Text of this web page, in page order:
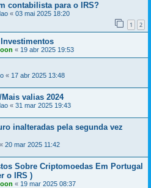
contabilista para o IRS?
« 03 mai 2025 18:20
1 2
« 19 abr 2025 19:53
« 17 abr 2025 13:48
Mais valias 2024
« 31 mar 2025 19:43
inalteradas pela segunda vez
« 20 mar 2025 11:42
Sobre Criptomoedas Em Portugal
o IRS )
« 19 mar 2025 08:37